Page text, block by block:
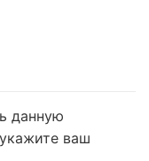
данную
ваш